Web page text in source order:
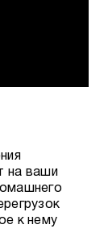
на ваши
к нему